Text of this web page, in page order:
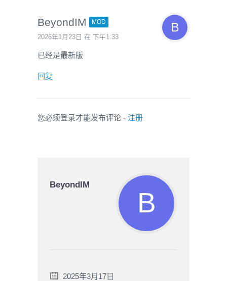
BeyondIM MOD
2026年1月23日 在 下午1:33
已经是最新版
回复
您必须登录才能发布评论 - 注册
BeyondIM
2025年3月17日